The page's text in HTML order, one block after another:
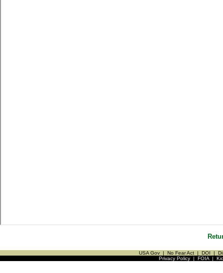
USA Gov | No Fear Act | DOI |
Privacy Policy| FOIA|